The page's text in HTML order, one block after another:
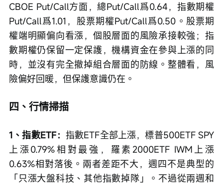
CBOE Put/Call方面，總Put/Call爲0.64，指數期權
Put/Call爲1.01，股票期權Put/Call爲0.50。股票期
權端明顯偏向看漲，個股層面的風險承接較強；指
數期權仍保留一定保護，機構資金在參與上漲的同
時，並沒有完全撤掉組合層面的防線。整體看，風
險偏好回暖，但保護意識仍在。
四、行情掃描
1、指數ETF：指數ETF全部上漲，標普500ETF SPY
上漲0.79%相對最強，羅素2000ETF IWM上漲
0.63%相對落後。兩者差距不大，週四不是典型的
「只漲大盤科技、其他指數掉隊」。不過從兩週和